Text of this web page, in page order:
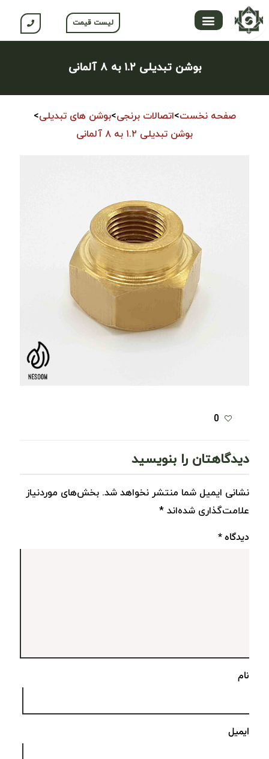
لیست قیمت
بوشن تبدیلی ۱.۲ به ۸ آلمانی
صفحه نخست>اتصالات برنجی>بوشن های تبدیلی>
بوشن تبدیلی ۱.۲ به ۸ آلمانی
0
دیدگاهتان را بنویسید
نشانی ایمیل شما منتشر نخواهد شد. بخش‌های موردنیاز
علامت‌گذاری شده‌اند *
دیدگاه*
نام
ایمیل